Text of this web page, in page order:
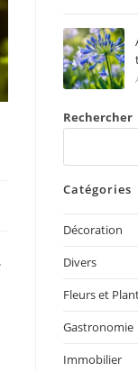
Rechercher
Catégories
Décoration
Divers
Fleurs et
Gastronomie
Immobilier